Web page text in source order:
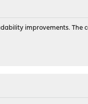
improvements. The